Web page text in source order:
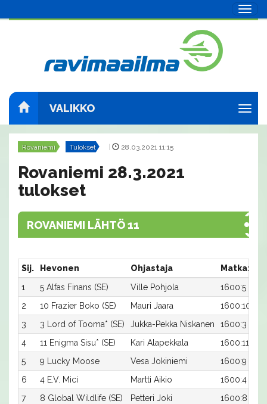
VALIKKO
Rovaniemi Tulokset 28.03.2021 11:15
Rovaniemi 28.3.2021
tulokset
ROVANIEMI LÄHTÖ 11
Sij. Hevonen Ohjastaja
1
5 Alfas Finans (SE) Ville Pohjola
1600:5
2
10 Frazier Boko (SE) Mauri Jaara
1600:10
3
3 Lord of Tooma* (SE) Jukka-Pekka Niskanen
1600:3
4
11 Enigma Sisu* (SE) Kari Alapekkala
1600:11
5
9 Lucky Moose Vesa Jokiniemi
1600:9
6
4 E.V. Mici Martti Aikio
1600:4
7
8 Global Wildlife (SE) Petteri Joki
1600:8